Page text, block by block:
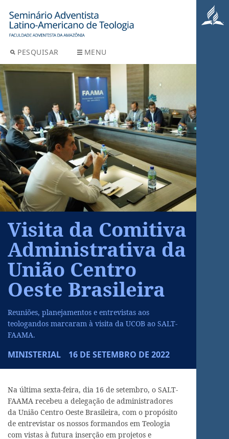
PESQUISAR MENU
Visita da Comitiva
Administrativa da
União Centro
Oeste Brasileira
Reuniões, planejamentos e entrevistas aos
teologandos marcaram à visita da UCOB ao SALT-
FAAMA.
MINISTERIAL 16 DE SETEMBRO DE 2022
Na última sexta-feira, dia 16 de setembro, o SALT-
FAAMA recebeu a delegação de administradores
da União Centro Oeste Brasileira, com o propósito
de entrevistar os nossos formandos em Teologia
com vistas à futura inserção em projetos e